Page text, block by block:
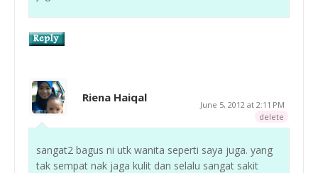
Riena Haiqal
June 5, 2012 at 2:11 PM
delete
sangat2 bagus ni utk wanita seperti saya juga. yang
tak sempat nak jaga kulit dan selalu sangat sakit